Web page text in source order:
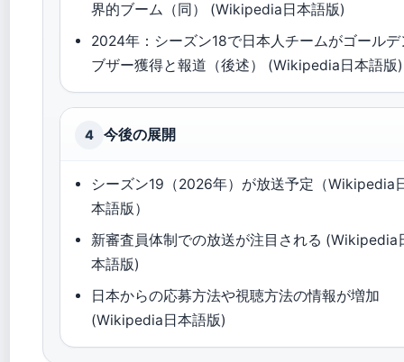
界的ブーム（同） (Wikipedia日本語版)
2024年：シーズン18で日本人チームがゴールデ
ブザー獲得と報道（後述） (Wikipedia日本語版)
4 今後の展開
シーズン19（2026年）が放送予定（Wikipedia
本語版）
新審査員体制での放送が注目される (Wikipedia
本語版)
日本からの応募方法や視聴方法の情報が増加
(Wikipedia日本語版)